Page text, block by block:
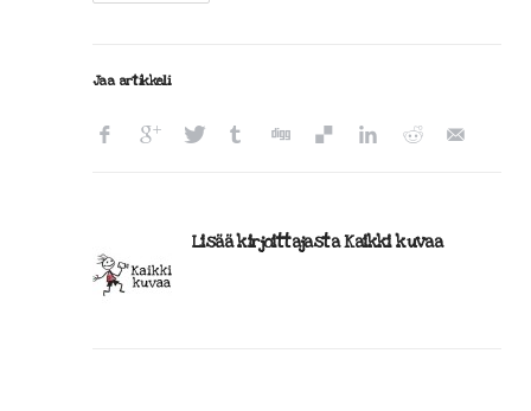
Jaa artikkeli
Lisää kirjoittajasta Kaikki kuvaa